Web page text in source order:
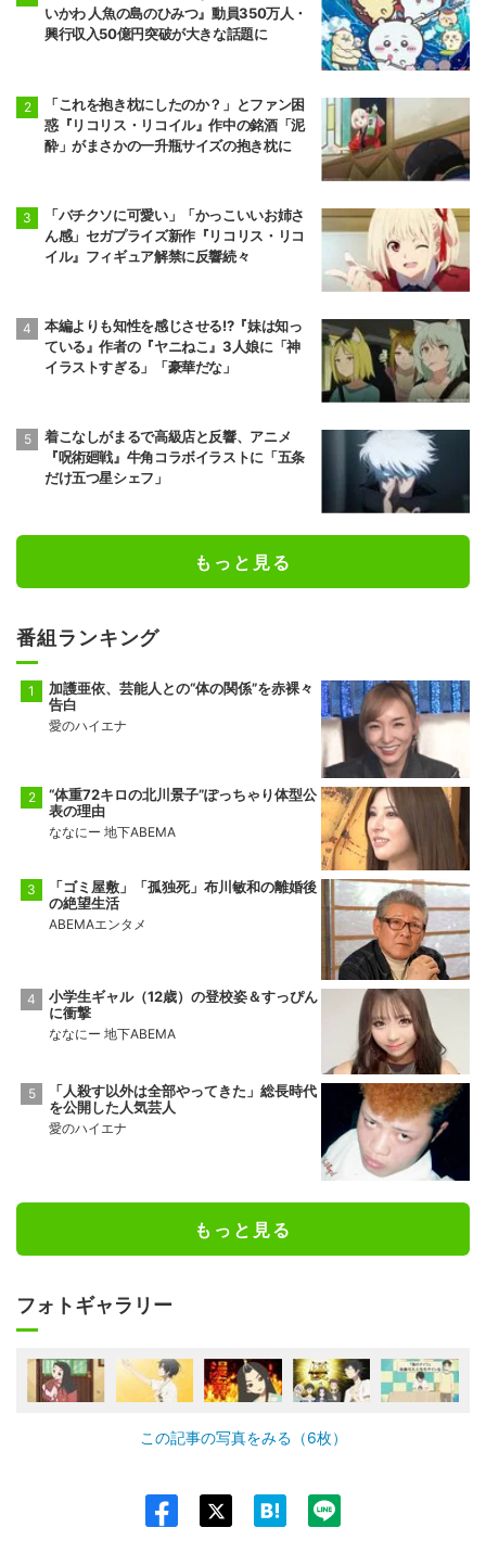
いかわ 人魚の島のひみつ』動員350万人・
興行収入50億円突破が大きな話題に
「これを抱き枕にしたのか？」とファン困
惑『リコリス・リコイル』作中の銘酒「泥
酔」がまさかの一升瓶サイズの抱き枕に
「バチクソに可愛い」「かっこいいお姉さ
ん感」セガプライズ新作『リコリス・リコ
イル』フィギュア解禁に反響続々
本編よりも知性を感じさせる!?『妹は知っ
ている』作者の『ヤニねこ』3人娘に「神
イラストすぎる」「豪華だな」
着こなしがまるで高級店と反響、アニメ
『呪術廻戦』牛角コラボイラストに「五条
だけ五つ星シェフ」
もっと見る
番組ランキング
加護亜依、芸能人との“体の関係”を赤裸々
告白
愛のハイエナ
“体重72キロの北川景子”ぽっちゃり体型公
表の理由
ななにー 地下ABEMA
「ゴミ屋敷」「孤独死」布川敏和の離婚後
の絶望生活
ABEMAエンタメ
小学生ギャル（12歳）の登校姿＆すっぴん
に衝撃
ななにー 地下ABEMA
「人殺す以外は全部やってきた」総長時代
を公開した人気芸人
愛のハイエナ
もっと見る
フォトギャラリー
この記事の写真をみる（6枚）